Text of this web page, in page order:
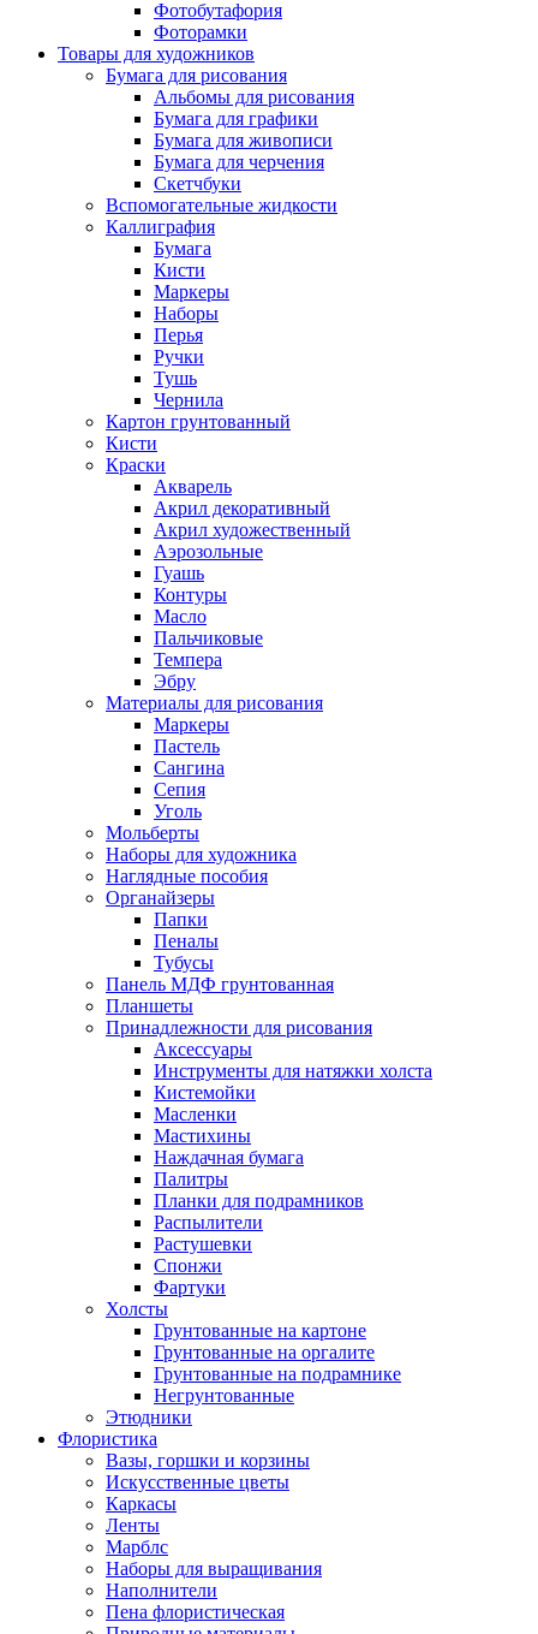
Фотобутафория
Фоторамки
Товары для художников
Бумага для рисования
Альбомы для рисования
Бумага для графики
Бумага для живописи
Бумага для черчения
Скетчбуки
Вспомогательные жидкости
Каллиграфия
Бумага
Кисти
Маркеры
Наборы
Перья
Ручки
Тушь
Чернила
Картон грунтованный
Кисти
Краски
Акварель
Акрил декоративный
Акрил художественный
Аэрозольные
Гуашь
Контуры
Масло
Пальчиковые
Темпера
Эбру
Материалы для рисования
Маркеры
Пастель
Сангина
Сепия
Уголь
Мольберты
Наборы для художника
Наглядные пособия
Органайзеры
Папки
Пеналы
Тубусы
Панель МДФ грунтованная
Планшеты
Принадлежности для рисования
Аксессуары
Инструменты для натяжки холста
Кистемойки
Масленки
Мастихины
Наждачная бумага
Палитры
Планки для подрамников
Распылители
Растушевки
Спонжи
Фартуки
Холсты
Грунтованные на картоне
Грунтованные на оргалите
Грунтованные на подрамнике
Негрунтованные
Этюдники
Флористика
Вазы, горшки и корзины
Искусственные цветы
Каркасы
Ленты
Марблс
Наборы для выращивания
Наполнители
Пена флористическая